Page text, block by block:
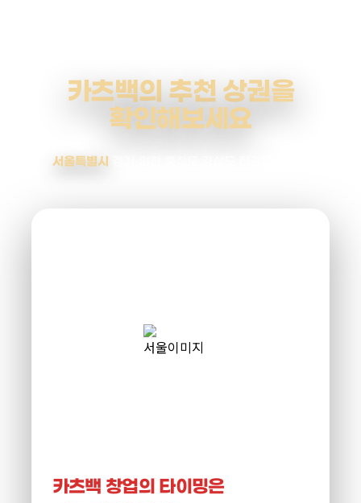
카츠백의 추천 상권을
확인해보세요
서울특별시
카츠백 창업의 타이밍은